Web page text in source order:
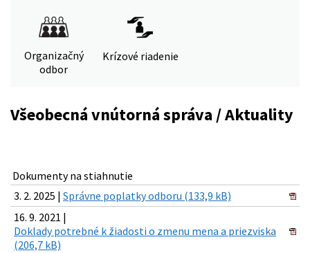
Organizačný
odbor
Krízové riadenie
Všeobecná vnútorná správa / Aktuality
Dokumenty na stiahnutie
3. 2. 2025 | Správne poplatky odboru (133,9 kB)
16. 9. 2021 |
Doklady potrebné k žiadosti o zmenu mena a priezviska
(206,7 kB)